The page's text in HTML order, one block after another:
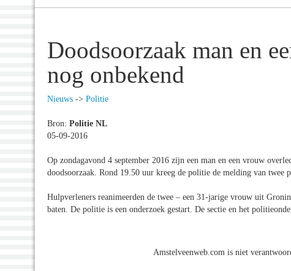
Doodsoorzaak man en
nog onbekend
Nieuws -> Politie
Bron: Politie NL
05-09-2016
Op zondagavond 4 september 2016 zijn een man en een vrouw
doodsoorzaak. Rond 19.50 uur kreeg de politie de melding van twee
Hulpverleners reanimeerden de twee – een 31-jarige vrouw uit
baten. De politie is een onderzoek gestart. De sectie en het
Amstelveenweb.com is niet